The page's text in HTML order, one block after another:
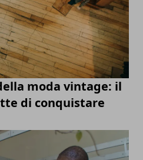
moda vintage: il
di conquistare